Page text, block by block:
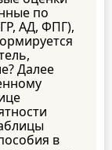
по
АД, ФПГ),
Далее
в